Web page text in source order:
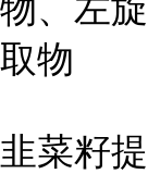
物、左
取物
韭菜籽